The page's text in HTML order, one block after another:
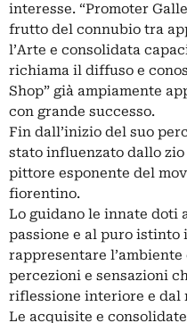
interesse. “Promoter
frutto del connubio tra
l’Arte e consolidata
richiama il diffuso e
Shop” già ampiamente
con grande successo.
Fin dall’inizio del suo
stato influenzato dallo
pittore esponente del
fiorentino.
Lo guidano le innate doti
passione e al puro
rappresentare
percezioni e sensazioni
riflessione interiore e dal
Le acquisite e